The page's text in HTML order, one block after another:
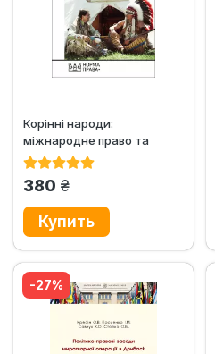
Корінні народи:
міжнародне право та
законодавство України
380 грн.
-27%